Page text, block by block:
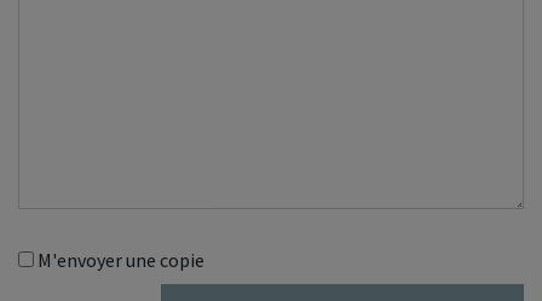
M'envoyer une copie